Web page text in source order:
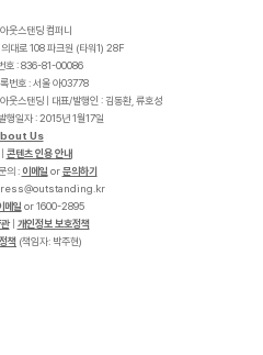
웃스탠딩 컴퍼니
대로 108 파크원 (타워1) 28F
호 : 836-81-00086
번호 : 서울 아03778
웃스탠딩 | 대표/발행인 : 김동환, 류호성
행일자 : 2015년 1월17일
Us
콘텐츠 인용 안내
의 : 이메일 or문의하기
r
k
.
g
n
i
d
n
a
t
s
t
u
o
@
s
s
e
r
메일 or 1600-2895
| 개인정보 보호정책
책 (책임자: 박주현)